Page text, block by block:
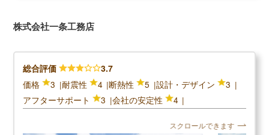
外壁メンテナンスや全館空調機器メンテナンス
等のコストがかかる
無料+3分で完了
【LIFULL公式】
カタログを一括で取り寄せる
造」を採用。工場生産されたユニットを、1本で1.5tの荷重
にも耐えられるボルトを使って接合することで、耐震性能
＼セキスイハイムの口コミ評判／
スクロールできます
株式会社一条工務店
総合評価
3.7
価格
3 耐震性 4 断熱性 5 設計・デザイン
3
アフターサポート
3 会社の安定性 4
スクロールできます